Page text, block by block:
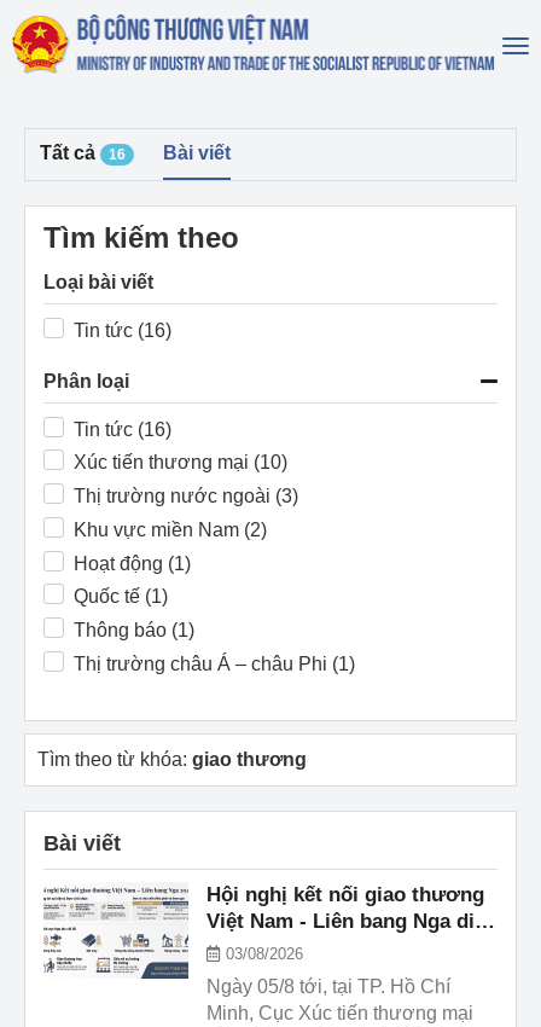
Tất cả 16 Bài viết
Tìm kiếm theo
Loại bài viết
Tin tức (16)
Phân loại
Tin tức (16)
Xúc tiến thương mại (10)
Thị trường nước ngoài (3)
Khu vực miền Nam (2)
Hoạt động (1)
Quốc tế (1)
Thông báo (1)
Thị trường châu Á – châu Phi (1)
Tìm theo từ khóa: giao thương
Bài viết
Hội nghị kết nối giao thương
Việt Nam - Liên bang Nga diễn
ra ngày 5/8
03/08/2026
Ngày 05/8 tới, tại TP. Hồ Chí
Minh, Cục Xúc tiến thương mại